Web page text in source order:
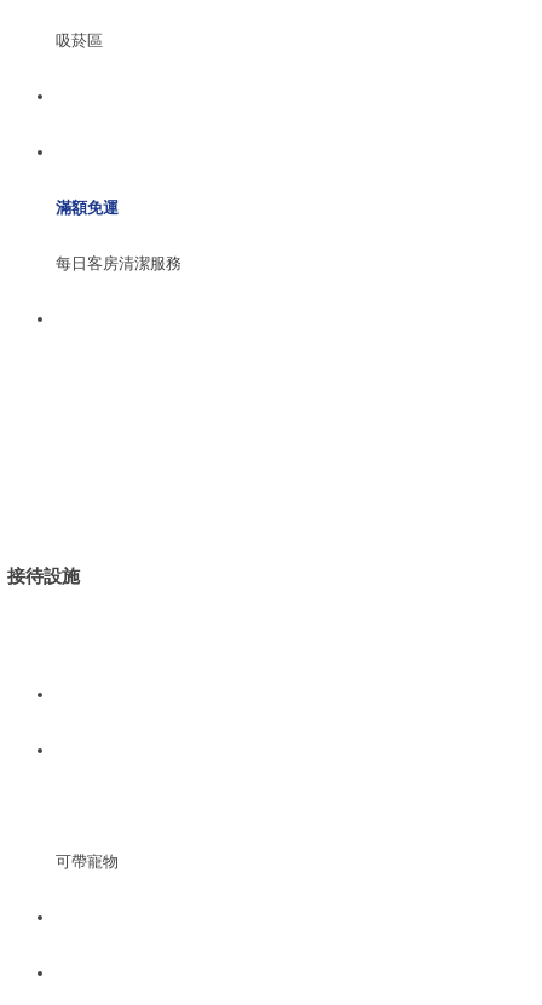
吸菸區
滿額免運
每日客房清潔服務
接待設施
可帶寵物